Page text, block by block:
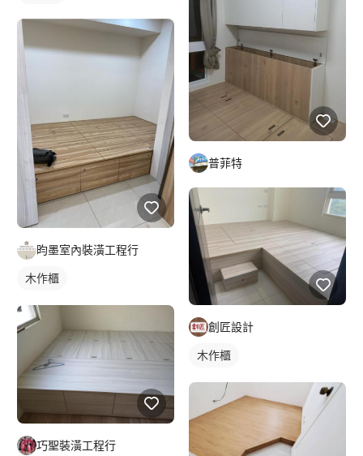
昀墨室內裝潢工程行
木作櫃
巧聖裝潢工程行
普菲特
創匠設計
木作櫃